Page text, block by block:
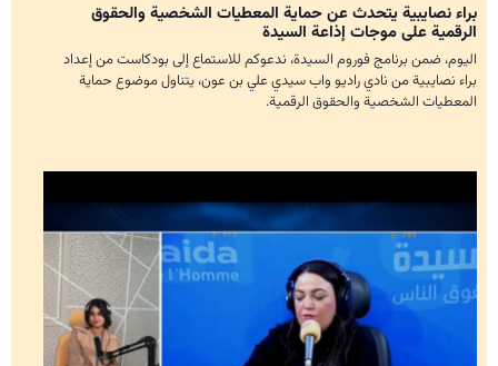
براء نصايبية يتحدث عن حماية المعطيات الشخصية والحقوق
الرقمية على موجات إذاعة السيدة
اليوم، ضمن برنامج فوروم السيدة، ندعوكم للاستماع إلى بودكاست من إعداد
براء نصايبية من نادي راديو واب سيدي علي بن عون، يتناول موضوع حماية
المعطيات الشخصية والحقوق الرقمية.